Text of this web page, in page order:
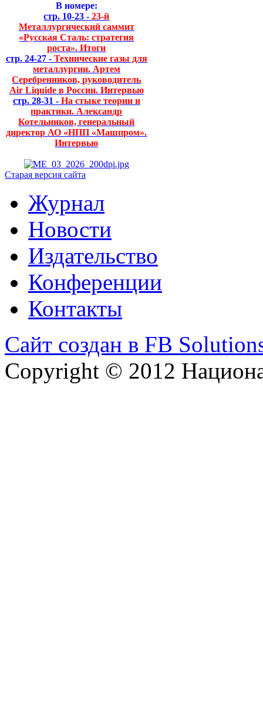
В номере:
стр. 10-23 - 23-й
Металлургический саммит
«Русская Сталь: стратегия
роста». Итоги
стр. 24-27 - Технические газы для
металлургии. Артем
Серебренников, руководитель
Air Liquide в России. Интервью
стр. 28-31 - На стыке теории и
практики. Александр
Котельников, генеральный
директор АО «НПП «Машпром».
Интервью
Старая версия сайта
Журнал
Новости
Издательство
Конференции
Контакты
Сайт создан в FB
Copyright © 2012